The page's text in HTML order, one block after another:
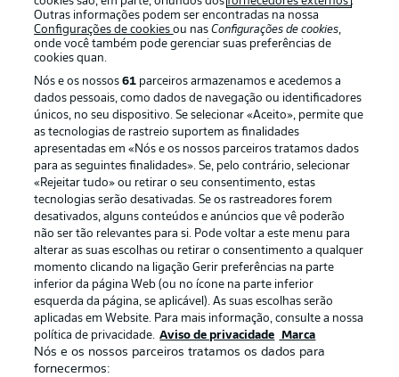
Login
Football as it’s meant to be
APLICATIVO DA BUNDESLIGA
Oferecido por
Outras informações podem ser encontradas na nossa
Configurações de cookiesou nasConfigurações de cookies,
onde você também pode gerenciar suas preferências de
cookies quan.
Nós e os nossos61 parceiros armazenamos e acedemos a
dados pessoais, como dados de navegação ou identificadores
únicos, no seu dispositivo. Se selecionar «Aceito», permite que
as tecnologias de rastreio suportem as finalidades
apresentadas em «Nós e os nossos parceiros tratamos dados
para as seguintes finalidades». Se, pelo contrário, selecionar
«Rejeitar tudo» ou retirar o seu consentimento, estas
tecnologias serão desativadas. Se os rastreadores forem
desativados, alguns conteúdos e anúncios que vê poderão
não ser tão relevantes para si. Pode voltar a este menu para
alterar as suas escolhas ou retirar o consentimento a qualquer
momento clicando na ligação Gerir preferências na parte
inferior da página Web (ou no ícone na parte inferior
esquerda da página, se aplicável). As suas escolhas serão
aplicadas em Website. Para mais informação, consulte a nossa
política de privacidade. Aviso de privacidade Marca
Nós e os nossos parceiros tratamos os dados para
fornecermos: